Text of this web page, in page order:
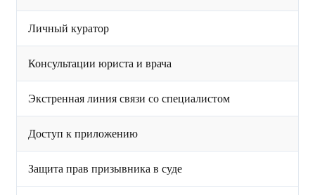
Личный куратор
Консультации юриста и врача
Экстренная линия связи со специалистом
Доступ к приложению
Защита прав призывника в суде